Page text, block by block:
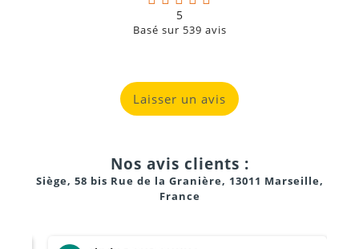
5
Basé sur 539 avis
Laisser un avis
Nos avis clients :
Siège, 58 bis Rue de la Granière, 13011 Marseille,
France